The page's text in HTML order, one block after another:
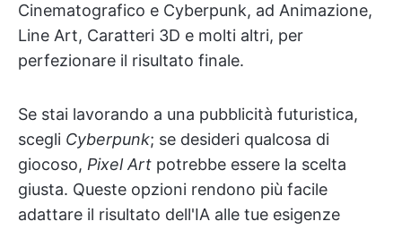
Cinematografico e Cyberpunk, ad Animazione,
Line Art, Caratteri 3D e molti altri, per
perfezionare il risultato finale.
Se stai lavorando a una pubblicità futuristica,
scegli Cyberpunk; se desideri qualcosa di
giocoso, Pixel Art potrebbe essere la scelta
giusta. Queste opzioni rendono più facile
adattare il risultato dell'IA alle tue esigenze